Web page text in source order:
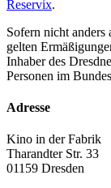
Reservix.
Sofern nicht anders
gelten
Inhaber des
Personen im
Adresse
Kino in der Fabrik
Tharandter Str. 33
01159 Dresden